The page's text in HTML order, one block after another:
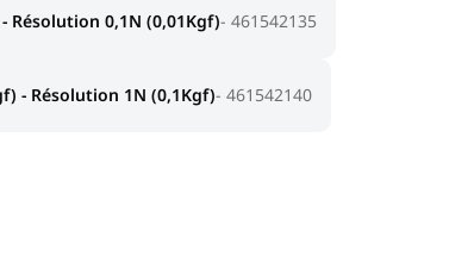
Résolution 0,1N (0,01Kgf) 461542135
- Résolution 1N (0,1Kgf) 461542140